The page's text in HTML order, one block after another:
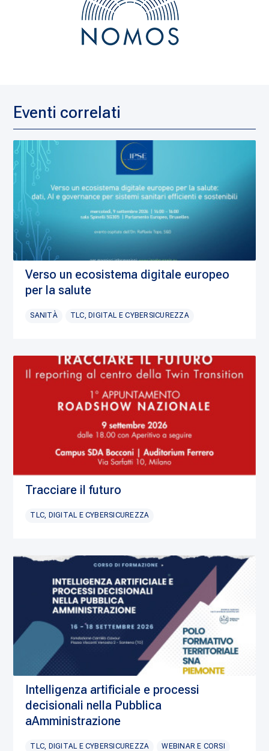
Eventi correlati
Verso un ecosistema digitale europeo
per la salute
SANITÀ TLC, DIGITAL E CYBERSICUREZZA
Tracciare il futuro
TLC, DIGITAL E CYBERSICUREZZA
Intelligenza artificiale e processi
decisionali nella Pubblica
aAmministrazione
TLC, DIGITAL E CYBERSICUREZZA WEBINAR E CORSI